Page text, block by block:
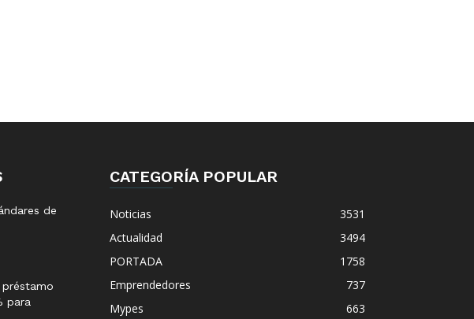
de
préstamo
para
CATEGORÍA POPULAR
Noticias
3531
Actualidad
3494
PORTADA
1758
Emprendedores
737
Mypes
663